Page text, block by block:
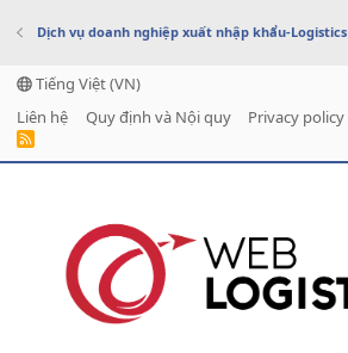
Dịch vụ doanh nghiệp xuất nhập khẩu-Logistics
Tiếng Việt (VN)
Liên hệ
Quy định và Nội quy Privacy policy
R